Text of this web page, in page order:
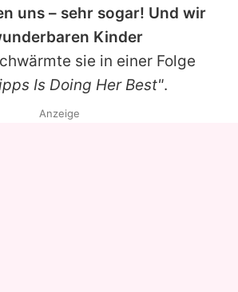
uns – sehr sogar! Und wir
Kinder
sie in einer Folge
Is Doing Her Best".
Anzeige